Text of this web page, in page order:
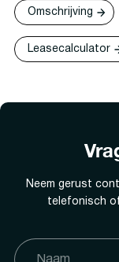
Omschrijving
Leasecalculator
Neem gerust
telefonisch